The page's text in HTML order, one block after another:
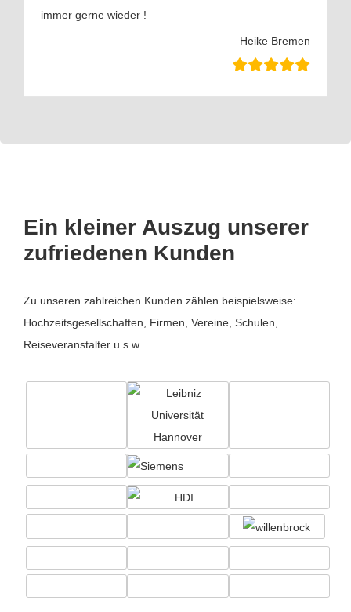
immer gerne wieder !
Heike Bremen
Ein kleiner Auszug unserer
zufriedenen Kunden
Zu unseren zahlreichen Kunden zählen beispielsweise:
Hochzeitsgesellschaften, Firmen, Vereine, Schulen,
Reiseveranstalter u.s.w.